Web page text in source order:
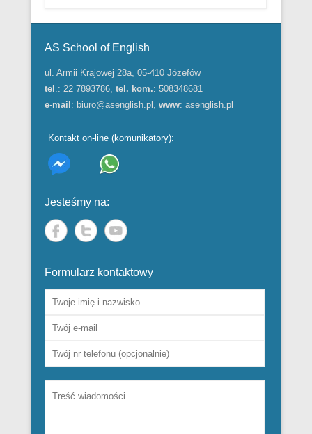
AS School of English
ul. Armii Krajowej 28a, 05-410 Józefów
tel .: 22 7893786, tel. kom.: 508348681
e-mail : biuro@asenglish.pl , www: asenglish.pl
Kontakt on-line (komunikatory):
Jesteśmy na:
Formularz kontaktowy